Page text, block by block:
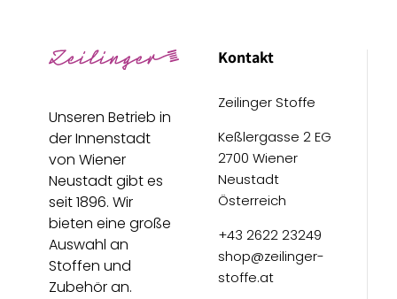
Unseren Betrieb in
der Innenstadt
von Wiener
Neustadt gibt es
seit 1896. Wir
bieten eine große
Auswahl an
Stoffen und
Zubehör an.
Kontakt
Zeilinger Stoffe
Keßlergasse 2 EG
2700 Wiener
Neustadt
Österreich
+43 2622 23249
shop@zeilinger-
stoffe.at